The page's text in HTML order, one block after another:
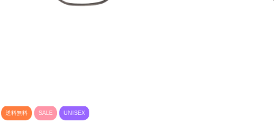
送料無料 SALE UNISEX